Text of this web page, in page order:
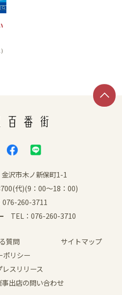
沢市木ノ新保町1-1
代)(9：00～18：00)
076-260-3711
TEL：076-260-3710
質問
サイトマップ
ポリシー
スリリース
出店の問い合わせ